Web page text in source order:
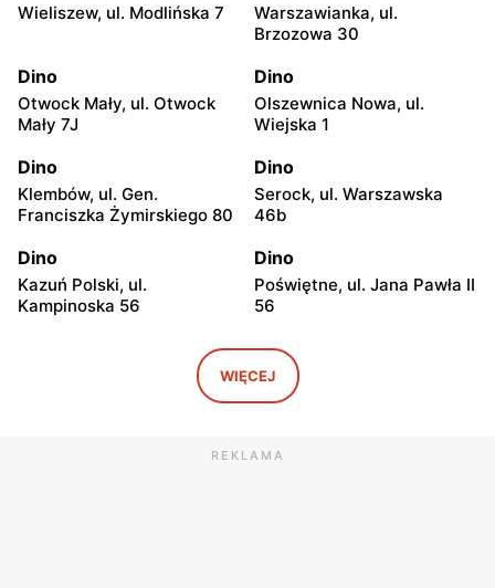
Wieliszew, ul. Modlińska 7
Warszawianka, ul.
Brzozowa 30
Dino
Otwock Mały, ul. Otwock
Mały 7J
Dino
Olszewnica Nowa, ul.
Wiejska 1
Dino
Klembów, ul. Gen.
Franciszka Żymirskiego 80
Dino
Serock, ul. Warszawska
46b
Dino
Kazuń Polski, ul.
Kampinoska 56
Dino
Poświętne, ul. Jana Pawła II
56
Dino
Bieniewice, ul. Błońska 52
Błonie, ul. Nowa Wieś 12c
Pomiechówek, ul.
WIĘCEJ
REKLAMA